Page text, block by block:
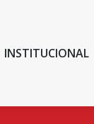
INSTITUCIONAL